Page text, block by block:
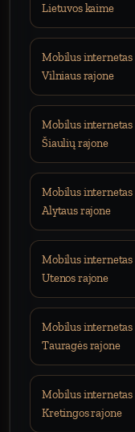
Lietuvos kaime
Mobilus internetas
Vilniaus rajone
Mobilus internetas
Šiaulių rajone
Mobilus internetas
Alytaus rajone
Mobilus internetas
Utenos rajone
Mobilus internetas
Tauragės rajone
Mobilus internetas
Kretingos rajone